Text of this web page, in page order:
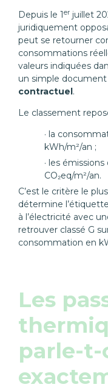
Depuis le 1er juillet
juridiquement
peut se retourner
consommations
valeurs indiquées
un simple
contractuel.
Le classement
la
kWh/m²/an ;
les émissions
CO₂eq/m²/an.
C’est le critère le
détermine
à l’électricité avec
retrouver classé G
consommation en
Les
parle-t-